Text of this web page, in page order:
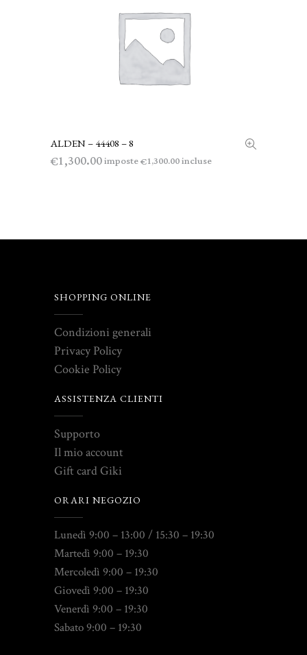
LEGGI TUTTO
ALDEN – 44408 – 8
€1,300.00imposte€1,300.00incluse
SHOPPING ONLINE
Condizioni generali
Privacy Policy
Cookie Policy
ASSISTENZA CLIENTI
Supporto
Il mio account
Gift card Giki
ORARI NEGOZIO
Lunedì 9:00 – 13:00 / 15:30 – 19:30
Martedì 9:00 – 19:30
Mercoledì 9:00 – 19:30
Giovedì 9:00 – 19:30
Venerdì 9:00 – 19:30
Sabato 9:00 – 19:30